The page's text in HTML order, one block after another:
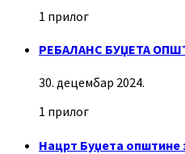
1 прилог
РЕБАЛАНС БУЏЕТА
30. децембар 2024.
1 прилог
Нацрт Буџета општине